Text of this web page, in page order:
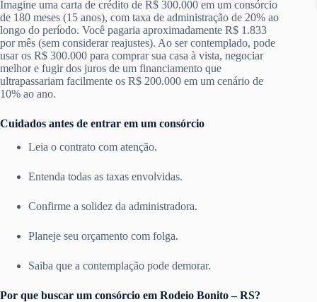
Imagine uma carta de crédito de R$ 300.000 em um consórcio
de 180 meses (15 anos), com taxa de administração de 20% ao
longo do período. Você pagaria aproximadamente R$ 1.833
por mês (sem considerar reajustes). Ao ser contemplado, pode
usar os R$ 300.000 para comprar sua casa à vista, negociar
melhor e fugir dos juros de um financiamento que
ultrapassariam facilmente os R$ 200.000 em um cenário de
10% ao ano.
Cuidados antes de entrar em um consórcio
Leia o contrato com atenção.
Entenda todas as taxas envolvidas.
Confirme a solidez da administradora.
Planeje seu orçamento com folga.
Saiba que a contemplação pode demorar.
Por que buscar um consórcio em Rodeio Bonito – RS?